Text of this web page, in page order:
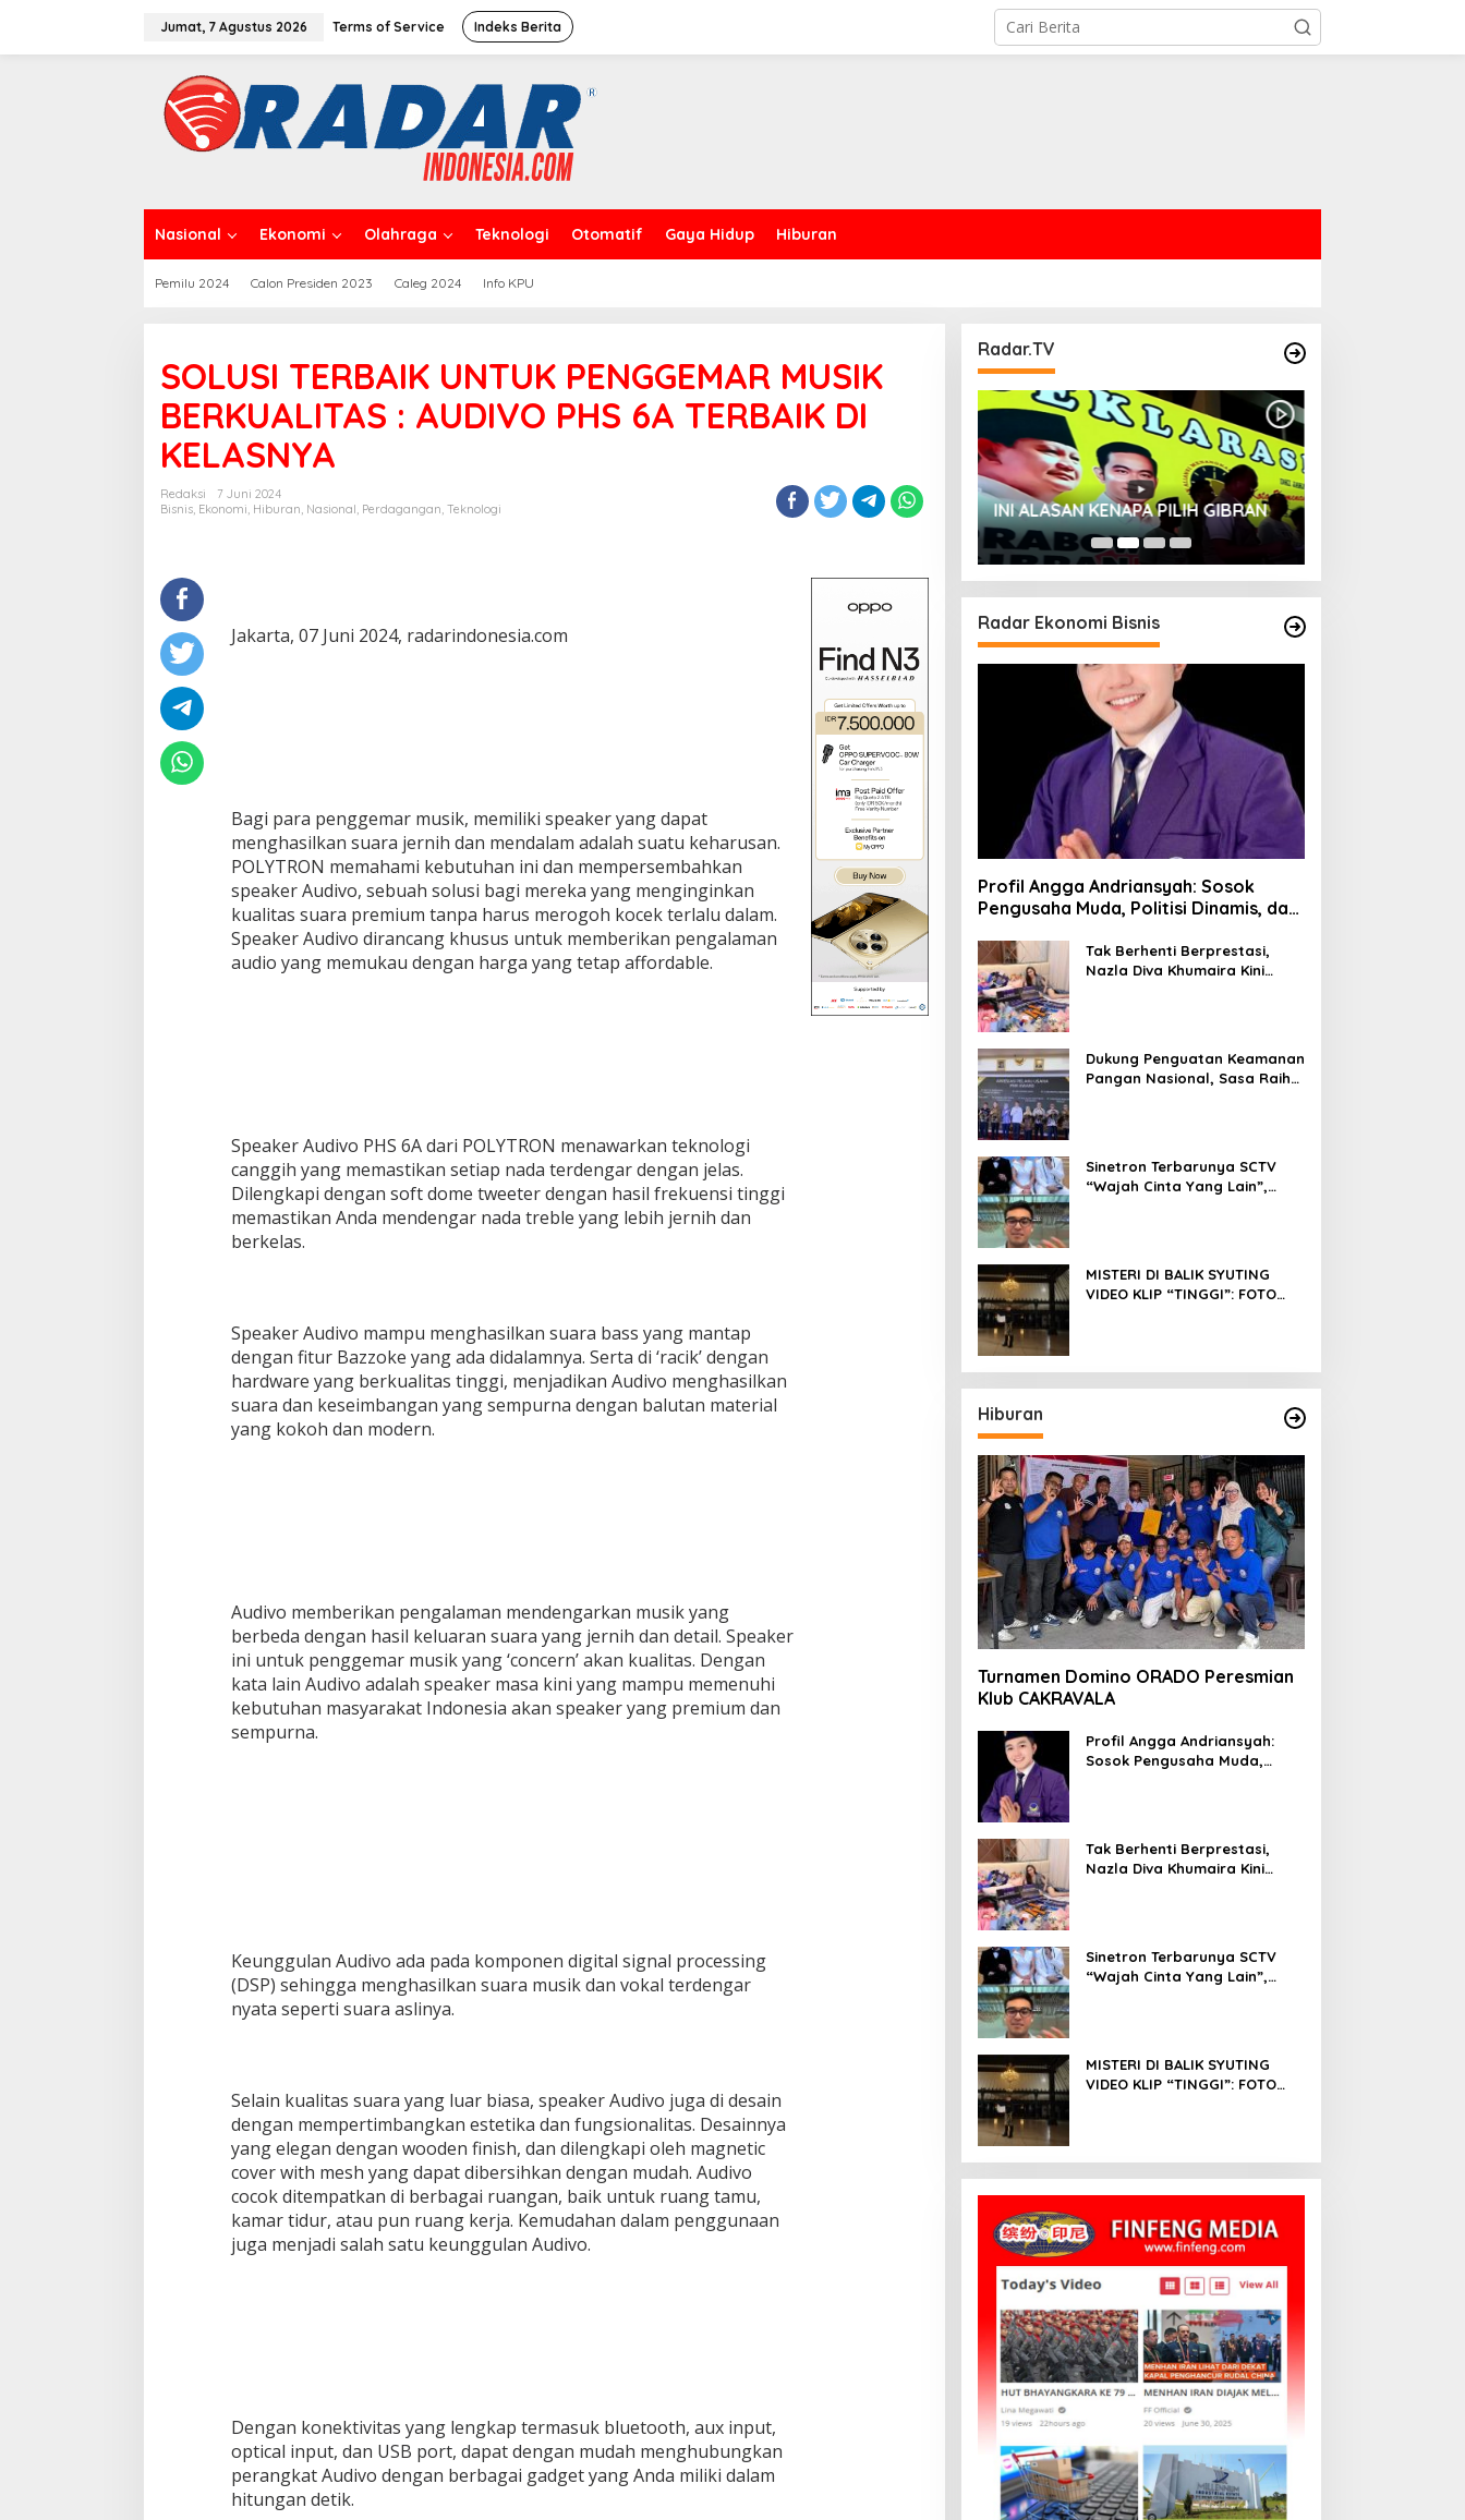
Jumat, 7 Agustus 2026 Terms of Service Indeks Berita
Nasional Ekonomi Olahraga Teknologi Otomatif Gaya Hidup Hiburan
Pemilu 2024 Calon Presiden 2023 Caleg 2024 Info KPU
SOLUSI TERBAIK UNTUK PENGGEMAR MUSIK
BERKUALITAS : AUDIVO PHS 6A TERBAIK DI
KELASNYA
Redaksi
7 Juni 2024
Bisnis, Ekonomi, Hiburan, Nasional, Perdagangan, Teknologi
Jakarta, 07 Juni 2024, radarindonesia.com
Bagi para penggemar musik, memiliki speaker yang dapat
menghasilkan suara jernih dan mendalam adalah suatu keharusan.
POLYTRON memahami kebutuhan ini dan mempersembahkan
speaker Audivo, sebuah solusi bagi mereka yang menginginkan
kualitas suara premium tanpa harus merogoh kocek terlalu dalam.
Speaker Audivo dirancang khusus untuk memberikan pengalaman
audio yang memukau dengan harga yang tetap affordable.
Speaker Audivo PHS 6A dari POLYTRON menawarkan teknologi
canggih yang memastikan setiap nada terdengar dengan jelas.
Dilengkapi dengan soft dome tweeter dengan hasil frekuensi tinggi
memastikan Anda mendengar nada treble yang lebih jernih dan
berkelas.
Speaker Audivo mampu menghasilkan suara bass yang mantap
dengan fitur Bazzoke yang ada didalamnya. Serta di ‘racik’ dengan
hardware yang berkualitas tinggi, menjadikan Audivo menghasilkan
suara dan keseimbangan yang sempurna dengan balutan material
yang kokoh dan modern.
Audivo memberikan pengalaman mendengarkan musik yang
berbeda dengan hasil keluaran suara yang jernih dan detail. Speaker
ini untuk penggemar musik yang ‘concern’ akan kualitas. Dengan
kata lain Audivo adalah speaker masa kini yang mampu memenuhi
kebutuhan masyarakat Indonesia akan speaker yang premium dan
sempurna.
Keunggulan Audivo ada pada komponen digital signal processing
(DSP) sehingga menghasilkan suara musik dan vokal terdengar
nyata seperti suara aslinya.
Selain kualitas suara yang luar biasa, speaker Audivo juga di desain
dengan mempertimbangkan estetika dan fungsionalitas. Desainnya
yang elegan dengan wooden finish, dan dilengkapi oleh magnetic
cover with mesh yang dapat dibersihkan dengan mudah. Audivo
cocok ditempatkan di berbagai ruangan, baik untuk ruang tamu,
kamar tidur, atau pun ruang kerja. Kemudahan dalam penggunaan
juga menjadi salah satu keunggulan Audivo.
Dengan konektivitas yang lengkap termasuk bluetooth, aux input,
optical input, dan USB port, dapat dengan mudah menghubungkan
perangkat Audivo dengan berbagai gadget yang Anda miliki dalam
hitungan detik.
Radar.TV
INI ALASAN KENAPA PILIH GIBRAN
Radar Ekonomi Bisnis
Profil Angga Andriansyah: Sosok
Pengusaha Muda, Politisi Dinamis, dan
MenginspirasiTak Berhenti Berprestasi,
Nazla Diva Khumaira Kini
Dukung Penguatan Keamanan
Pangan Nasional, Sasa Raih
Sinetron Terbarunya SCTV
“Wajah Cinta Yang Lain”,
MISTERI DI BALIK SYUTING
VIDEO KLIP “TINGGI”: FOTO
KESADARAN
Hiburan
Turnamen Domino ORADO Peresmian
Klub CAKRAVALA
Profil Angga Andriansyah:
Sosok Pengusaha Muda,
Tak Berhenti Berprestasi,
Nazla Diva Khumaira Kini
Sinetron Terbarunya SCTV
“Wajah Cinta Yang Lain”,
MISTERI DI BALIK SYUTING
VIDEO KLIP “TINGGI”: FOTO
KESADARAN